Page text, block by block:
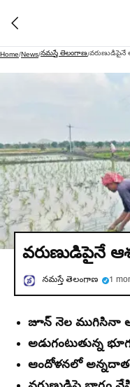
Home/News/నమస్తే తెలంగాణ/వరుణుడిపైనే
వరుణుడిపైనే
నమస్తే తెలంగాణ 1
జూన్‌ నెల ముగిసినా
అడుగంటుతున్న
ఆందోళనలో